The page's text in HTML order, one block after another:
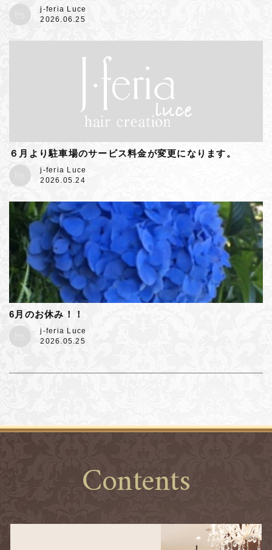
j-feria Luce
2026.06.25
６月より駐車場のサービス料金が変更になります。
j-feria Luce
2026.05.24
6月のお休み！！
j-feria Luce
2026.05.25
Contents